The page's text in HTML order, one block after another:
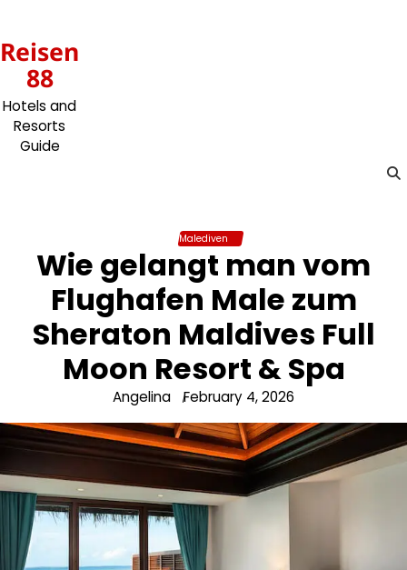
content
Reisen
88
Hotels and
Resorts
Guide
Malediven
Wie gelangt man vom
Flughafen Male zum
Sheraton Maldives Full
Moon Resort & Spa
Angelina February 4, 2026